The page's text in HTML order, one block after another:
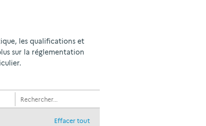
les qualifications et
sur la réglementation
Effacer tout